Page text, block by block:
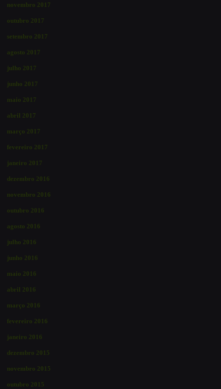
novembro 2017
outubro 2017
setembro 2017
agosto 2017
julho 2017
junho 2017
maio 2017
abril 2017
março 2017
fevereiro 2017
janeiro 2017
dezembro 2016
novembro 2016
outubro 2016
agosto 2016
julho 2016
junho 2016
maio 2016
abril 2016
março 2016
fevereiro 2016
janeiro 2016
dezembro 2015
novembro 2015
outubro 2015